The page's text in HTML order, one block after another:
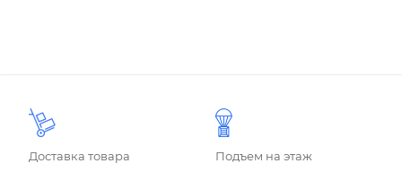
Доставка товара Подъем на этаж